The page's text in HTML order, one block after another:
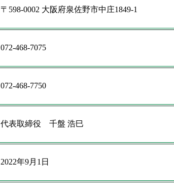
〒598-0002 大阪府泉佐野市中庄1849-1
​072-468-7075​
072-468-7750
代表取締役 千盤 浩巳​
2022年9月1日